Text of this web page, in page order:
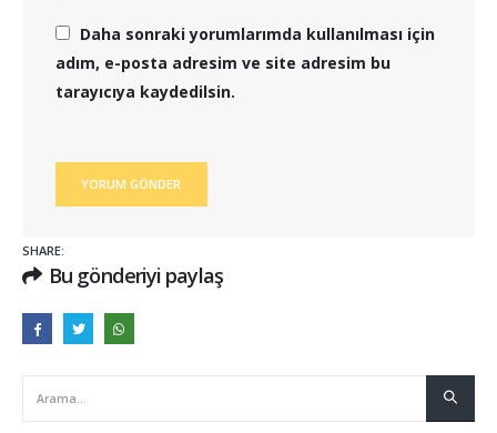
Daha sonraki yorumlarımda kullanılması için
adım, e-posta adresim ve site adresim bu
tarayıcıya kaydedilsin.
SHARE:
Bu gönderiyi paylaş